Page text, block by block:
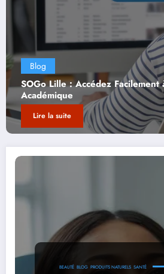
Webmail
Utilisation
Lire la suite
BEAUTÉ BLOG PRODUITS NATURELS SANTÉ